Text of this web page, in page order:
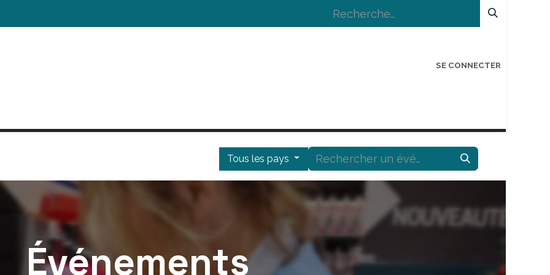
SE CONNECTER
Tous les pays
Événements